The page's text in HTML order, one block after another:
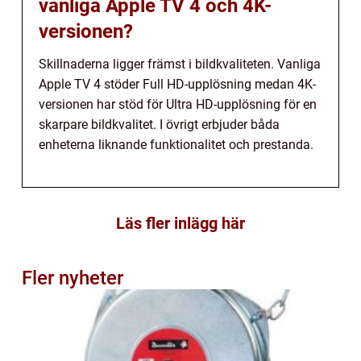
vanliga Apple TV 4 och 4K-
versionen?
Skillnaderna ligger främst i bildkvaliteten. Vanliga
Apple TV 4 stöder Full HD-upplösning medan 4K-
versionen har stöd för Ultra HD-upplösning för en
skarpare bildkvalitet. I övrigt erbjuder båda
enheterna liknande funktionalitet och prestanda.
Läs fler inlägg här
Fler nyheter